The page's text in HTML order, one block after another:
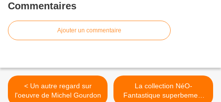
Commentaires
Ajouter un commentaire
< Un autre regard sur
l'oeuvre de Michel Gourdon
La collection NéO-
Fantastique superbement